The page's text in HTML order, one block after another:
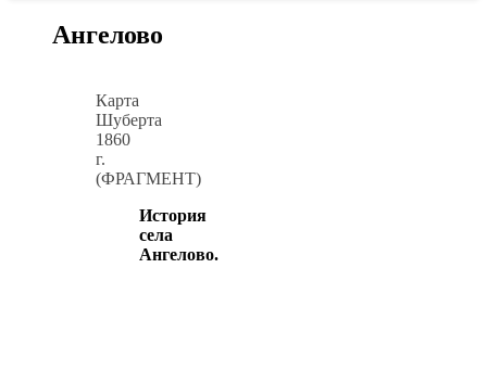
Ангелово
Карта
Шуберта
1860
г.
(ФРАГМЕНТ)
История
села
Ангелово.